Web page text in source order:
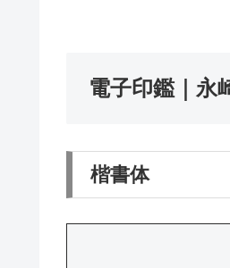
電子印鑑｜永
楷書体